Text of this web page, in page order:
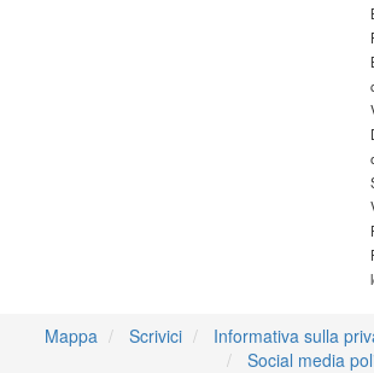
Mappa Scrivici
Informativa sulla
Social media